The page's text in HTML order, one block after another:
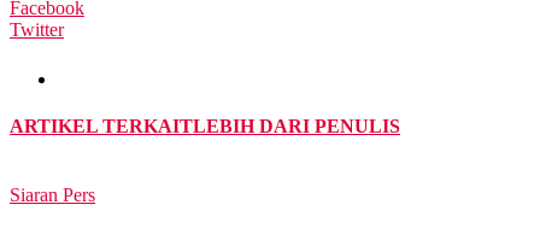
Facebook
Twitter
ARTIKEL TERKAITLEBIH DARI PENULIS
Siaran Pers